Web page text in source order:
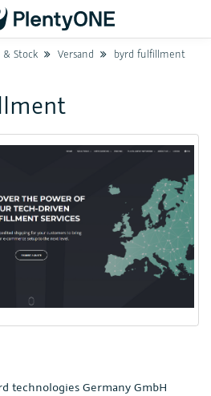
Stock Versand byrd fulfillment
technologies Germany GmbH